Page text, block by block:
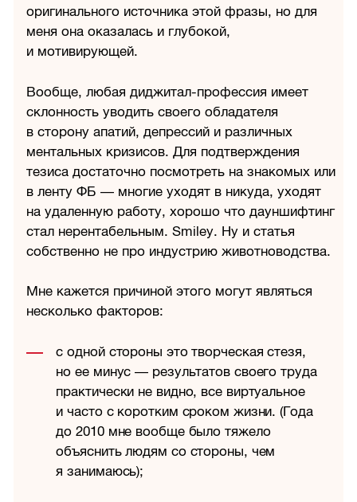
оригинального источника этой фразы, но для
меня она оказалась и глубокой,
и мотивирующей.
Вообще, любая диджитал-профессия имеет
склонность уводить своего обладателя
в сторону апатий, депрессий и различных
ментальных кризисов. Для подтверждения
тезиса достаточно посмотреть на знакомых или
в ленту ФБ — многие уходят в никуда, уходят
на удаленную работу, хорошо что дауншифтинг
стал нерентабельным. Smiley. Ну и статья
собственно не про индустрию животноводства.
Мне кажется причиной этого могут являться
несколько факторов:
с одной стороны это творческая стезя,
но ее минус — результатов своего труда
практически не видно, все виртуальное
и часто с коротким сроком жизни. (Года
до 2010 мне вообще было тяжело
объяснить людям со стороны, чем
я занимаюсь);